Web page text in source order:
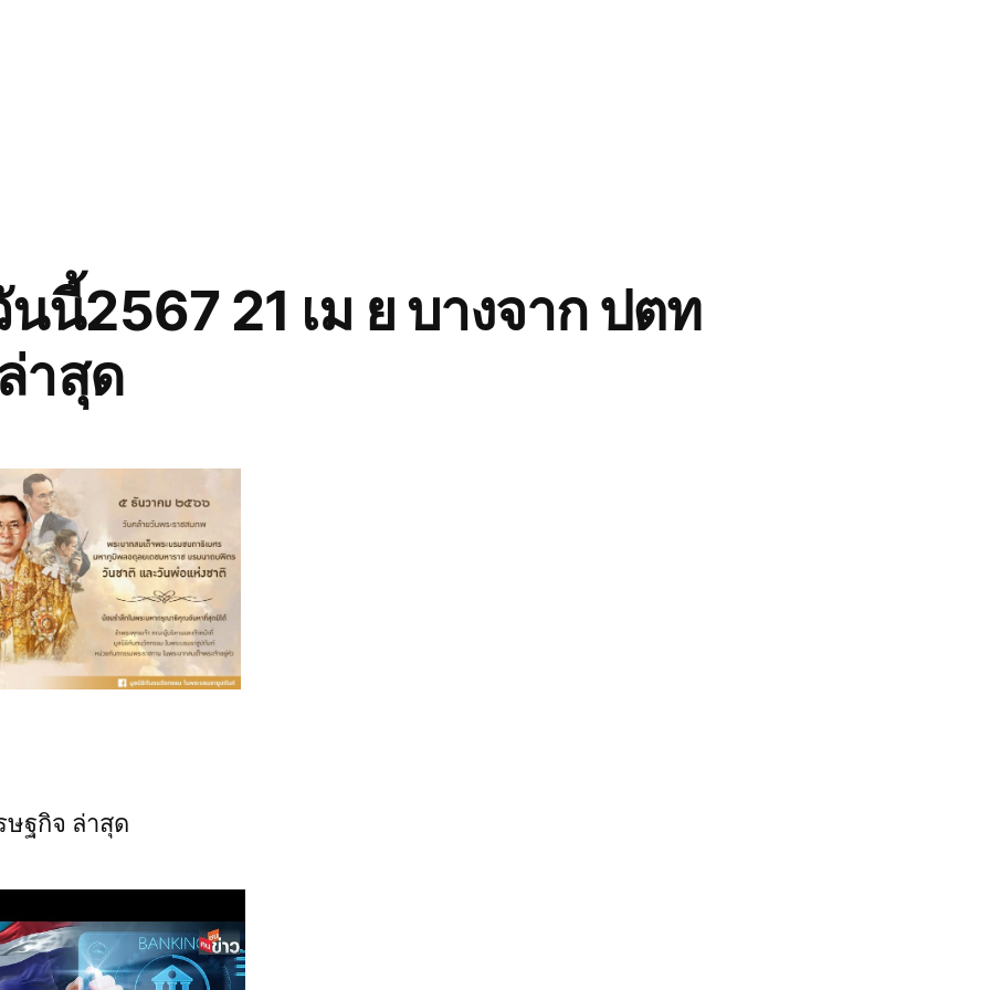
นี้2567 21 เม ย บางจาก ปตท
าสุด